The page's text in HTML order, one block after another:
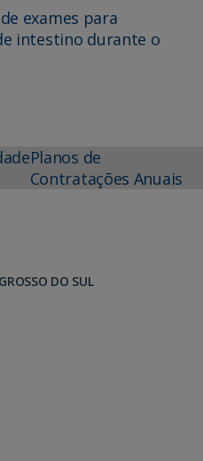
exames para
intestino durante o
Planos de
Contratações Anuais
DO SUL